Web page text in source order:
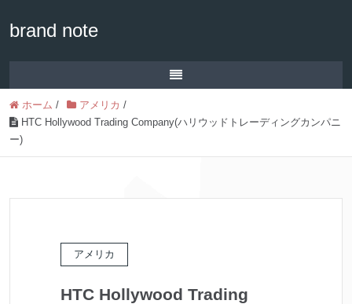
brand note
ホーム / アメリカ /
HTC Hollywood Trading Company(ハリウッドトレーディングカンパニ
ー)
アメリカ
HTC Hollywood Trading